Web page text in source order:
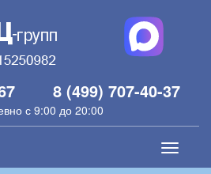
8 (499) 707-40-37
с 9:00 до 20:00
Toggle